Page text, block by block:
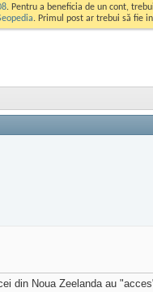
. Pentru a beneficia de un cont,
. Primul post ar trebui să fie
din Noua Zeelanda au